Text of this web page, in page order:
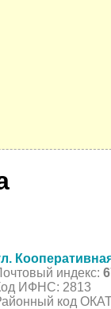
индекс:
ИФНС: 2813
код